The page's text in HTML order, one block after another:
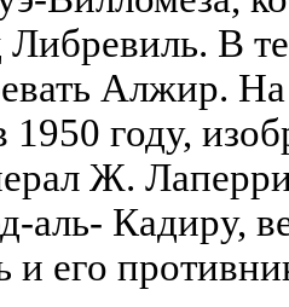
Либревиль. В
Алжир.
году,
Ж.
аль- Кадиру,
и его